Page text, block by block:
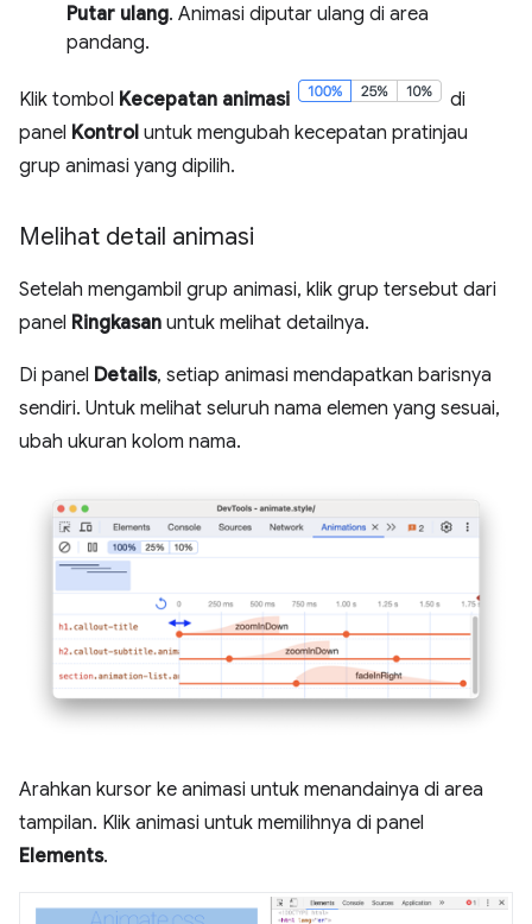
Putar ulang. Animasi diputar ulang di area
pandang.
Klik tombol Kecepatan animasi
di
panel Kontrol untuk mengubah kecepatan pratinjau
grup animasi yang dipilih.
Melihat detail animasi
Setelah mengambil grup animasi, klik grup tersebut dari
panel Ringkasan untuk melihat detailnya.
Di panel Details, setiap animasi mendapatkan barisnya
sendiri. Untuk melihat seluruh nama elemen yang sesuai,
ubah ukuran kolom nama.
Arahkan kursor ke animasi untuk menandainya di area
tampilan. Klik animasi untuk memilihnya di panel
Elements.